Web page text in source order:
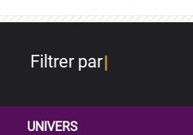
Filtrer par
UNIVERS